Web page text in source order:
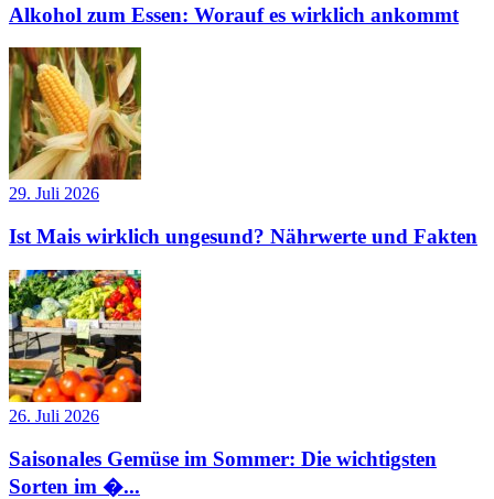
Alkohol zum Essen: Worauf es wirklich ankommt
29. Juli 2026
Ist Mais wirklich ungesund? Nährwerte und Fakten
26. Juli 2026
Saisonales Gemüse im Sommer: Die wichtigsten
Sorten im �...